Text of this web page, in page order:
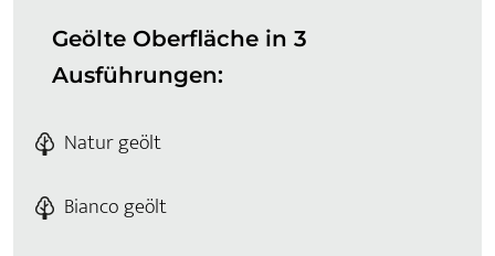
Geölte Oberfläche in 3
Ausführungen:
Natur geölt
Bianco geölt